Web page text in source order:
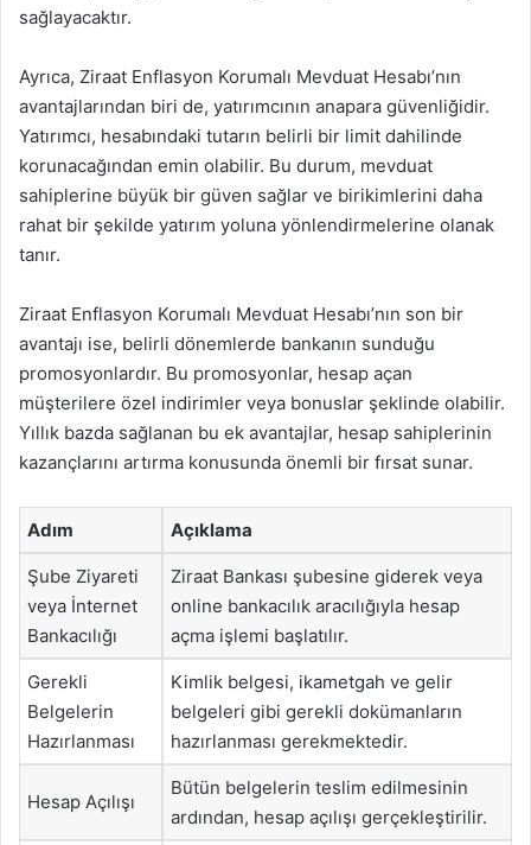
sağlayacaktır.
Ayrıca, Ziraat Enflasyon Korumalı Mevduat Hesabı’nın
avantajlarından biri de, yatırımcının anapara güvenliğidir.
Yatırımcı, hesabındaki tutarın belirli bir limit dahilinde
korunacağından emin olabilir. Bu durum, mevduat
sahiplerine büyük bir güven sağlar ve birikimlerini daha
rahat bir şekilde yatırım yoluna yönlendirmelerine olanak
tanır.
Ziraat Enflasyon Korumalı Mevduat Hesabı’nın son bir
avantajı ise, belirli dönemlerde bankanın sunduğu
promosyonlardır. Bu promosyonlar, hesap açan
müşterilere özel indirimler veya bonuslar şeklinde olabilir.
Yıllık bazda sağlanan bu ek avantajlar, hesap sahiplerinin
kazançlarını artırma konusunda önemli bir fırsat sunar.
Adım Açıklama
Şube Ziyareti
veya İnternet
Bankacılığı
Ziraat Bankası şubesine giderek veya
online bankacılık aracılığıyla hesap
açma işlemi başlatılır.
Gerekli
Belgelerin
Hazırlanması
Kimlik belgesi, ikametgah ve gelir
belgeleri gibi gerekli dokümanların
hazırlanması gerekmektedir.
Hesap Açılışı
Bütün belgelerin teslim edilmesinin
ardından, hesap açılışı gerçekleştirilir.